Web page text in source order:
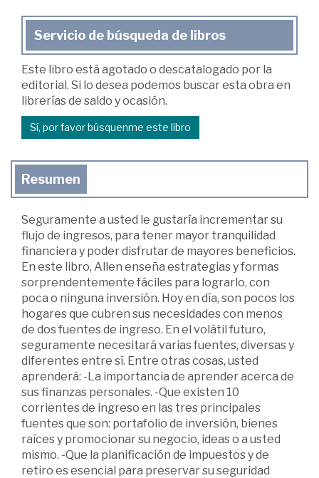
Servicio de búsqueda de libros
Este libro está agotado o descatalogado por la
editorial. Si lo desea podemos buscar esta obra en
librerías de saldo y ocasión.
Sí, por favor búsquenme este libro
Resumen
Seguramente a usted le gustaría incrementar su
flujo de ingresos, para tener mayor tranquilidad
financiera y poder disfrutar de mayores beneficios.
En este libro, Allen enseña estrategias y formas
sorprendentemente fáciles para lograrlo, con
poca o ninguna inversión. Hoy en día, son pocos los
hogares que cubren sus necesidades con menos
de dos fuentes de ingreso. En el volátil futuro,
seguramente necesitará varias fuentes, diversas y
diferentes entre sí. Entre otras cosas, usted
aprenderá: -La importancia de aprender acerca de
sus finanzas personales. -Que existen 10
corrientes de ingreso en las tres principales
fuentes que son: portafolio de inversión, bienes
raíces y promocionar su negocio, ideas o a usted
mismo. -Que la planificación de impuestos y de
retiro es esencial para preservar su seguridad